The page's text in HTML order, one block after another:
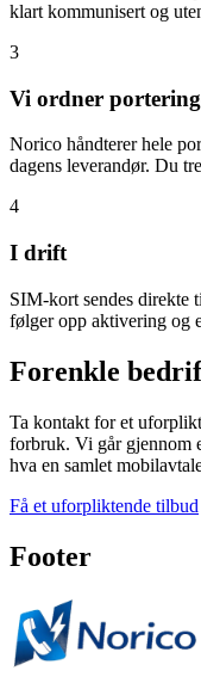
klart kommunisert og
3
Vi ordner
Norico håndterer hele
dagens leverandør. Du
4
I drift
SIM-kort sendes direkte
følger opp aktivering og
Forenkle
Ta kontakt for et
forbruk. Vi går gjennom
hva en samlet
Få et uforpliktende tilbud
Footer